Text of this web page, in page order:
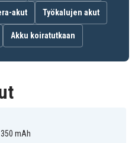
mallien kanssa:
PK301
akut Työkalujen akut
Akku koiratutkaan
mAh